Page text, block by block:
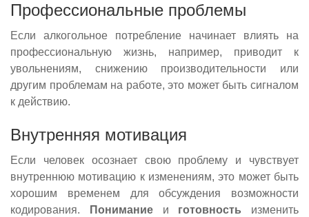
Профессиональные проблемы
Если алкогольное потребление начинает влиять на
профессиональную жизнь, например, приводит к
увольнениям, снижению производительности или
другим проблемам на работе, это может быть сигналом
к действию.
Внутренняя мотивация
Если человек осознает свою проблему и чувствует
внутреннюю мотивацию к изменениям, это может быть
хорошим временем для обсуждения возможности
кодирования.
Понимание и готовность изменить